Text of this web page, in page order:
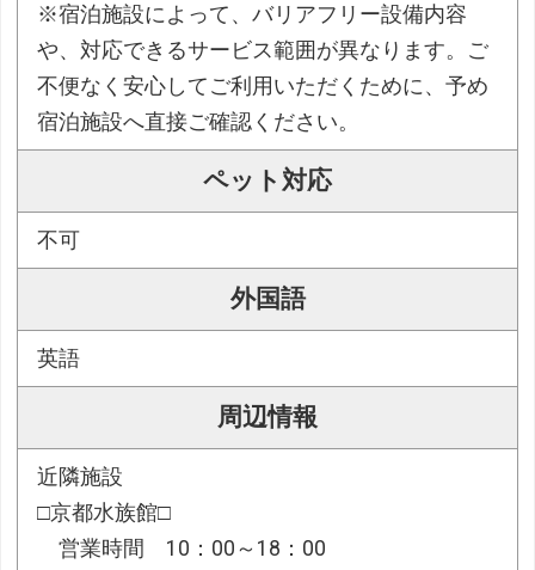
※宿泊施設によって、バリアフリー設備内容
や、対応できるサービス範囲が異なります。ご
不便なく安心してご利用いただくために、予め
宿泊施設へ直接ご確認ください。
ペット対応
不可
外国語
英語
周辺情報
近隣施設
□京都水族館□
営業時間 10：00～18：00